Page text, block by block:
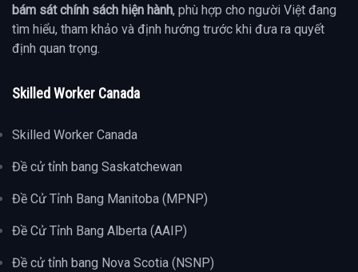
bám sát chính sách hiện hành, phù hợp cho người Việt đang
tìm hiểu, tham khảo và định hướng trước khi đưa ra quyết
định quan trọng.
Skilled Worker Canada
Skilled Worker Canada
Đề cử tỉnh bang Saskatchewan
Đề Cử Tỉnh Bang Manitoba (MPNP)
Đề Cử Tỉnh Bang Alberta (AAIP)
Đề cử tỉnh bang Nova Scotia (NSNP)